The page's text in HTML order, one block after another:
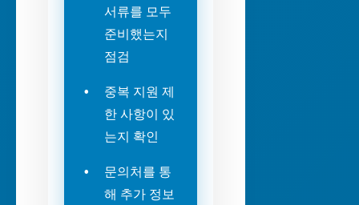
서류를 모두
준비했는지
점검
중복 지원 제
한 사항이 있
는지 확인
문의처를 통
해 추가 정보